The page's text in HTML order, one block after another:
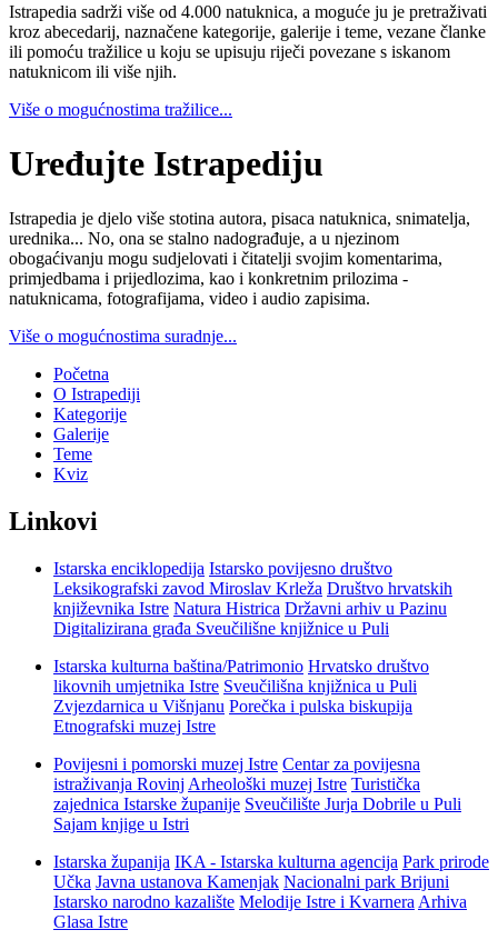
Istrapedia sadrži više od 4.000 natuknica, a moguće ju je pretraživati
kroz abecedarij, naznačene kategorije, galerije i teme, vezane članke
ili pomoću tražilice u koju se upisuju riječi povezane s iskanom
natuknicom ili više njih.
Više o mogućnostima tražilice...
Uređujte Istrapediju
Istrapedia je djelo više stotina autora, pisaca natuknica, snimatelja,
urednika... No, ona se stalno nadograđuje, a u njezinom
obogaćivanju mogu sudjelovati i čitatelji svojim komentarima,
primjedbama i prijedlozima, kao i konkretnim prilozima -
natuknicama, fotografijama, video i audio zapisima.
Više o mogućnostima suradnje...
Početna
O Istrapediji
Kategorije
Galerije
Teme
Kviz
Linkovi
Istarska enciklopedija Istarsko povijesno društvo
Leksikografski zavod Miroslav Krleža Društvo hrvatskih
književnika Istre Natura Histrica Državni arhiv u Pazinu
Digitalizirana građa Sveučilišne knjižnice u Puli
Istarska kulturna baština/Patrimonio Hrvatsko društvo
likovnih umjetnika Istre Sveučilišna knjižnica u Puli
Zvjezdarnica u Višnjanu Porečka i pulska biskupija
Etnografski muzej Istre
Povijesni i pomorski muzej Istre Centar za povijesna
istraživanja Rovinj Arheološki muzej Istre Turistička
zajednica Istarske županije Sveučilište Jurja Dobrile u Puli
Sajam knjige u Istri
Istarska županija IKA - Istarska kulturna agencija Park prirode
Učka Javna ustanova Kamenjak Nacionalni park Brijuni
Istarsko narodno kazalište Melodije Istre i Kvarnera Arhiva
Glasa Istre